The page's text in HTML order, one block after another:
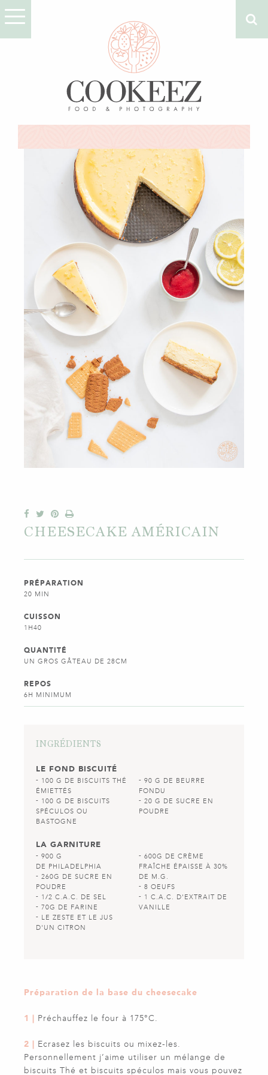
CHEESECAKE AMÉRICAIN
PRÉPARATION
20 MIN
CUISSON
1H40
QUANTITÉ
UN GROS GÂTEAU DE 28CM
REPOS
6H MINIMUM
INGRÉDIENTS
LE FOND BISCUITÉ
100 G DE BISCUITS THÉ
ÉMIETTÉS
100 G DE BISCUITS
SPÉCULOS OU
BASTOGNE
90 G DE BEURRE
FONDU
20 G DE SUCRE EN
POUDRE
LA GARNITURE
900 G
DE PHILADELPHIA
260G DE SUCRE EN
POUDRE
1/2 C.A.C. DE SEL
70G DE FARINE
LE ZESTE ET LE JUS
D'UN CITRON
600G DE CRÈME
FRAÎCHE ÉPAISSE À 30%
DE M.G.
8 OEUFS
1 C.A.C. D'EXTRAIT DE
VANILLE
Préparation de la base du cheesecake
1 | Préchauffez le four à 175°C.
2 | Ecrasez les biscuits ou mixez-les.
Personnellement j’aime utiliser un mélange de
biscuits Thé et biscuits spéculos mais vous pouvez